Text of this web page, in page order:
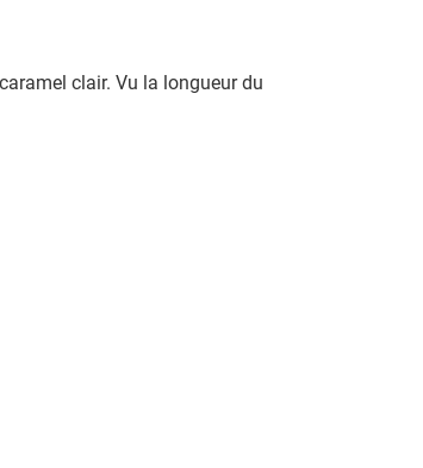
clair. Vu la longueur du